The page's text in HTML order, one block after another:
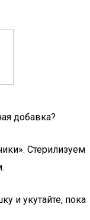
добавка?
Стерилизуем
и укутайте, пока